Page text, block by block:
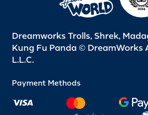
Dreamworks Trolls, Shrek,
Kung Fu Panda © DreamWorks
L.L.C.
Payment Methods